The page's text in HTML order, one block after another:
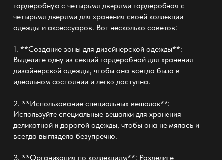
гардеробную с четырьмя дверями гардеробная с
четырьмя дверямидля хранения своей коллекции
одежды и аксессуаров. Вот несколько советов:
1. **Создание зоны для дизайнерской одежды**:
Выделите одну из секций гардеробной для хранения
дизайнерской одежды, чтобы она всегда была в
идеальном состоянии и легко доступна.
2. **Использование специальных вешалок**:
Используйте специальные вешалки для хранения
деликатной и дорогой одежды, чтобы она не мялась и
всегда выглядела безупречно.
3. **Организация по коллекциям**: Разделите